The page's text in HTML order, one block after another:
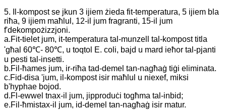
5. Il-kompost se jkun 3 ijiem żieda fit-temperatura, 5 ijiem bla
riħa, 9 ijiem maħlul, 12-il jum fragranti, 15-il jum
f'dekompożizzjoni.
a.Fit-tielet jum, it-temperatura tal-munzell tal-kompost titla
'għal 60℃- 80℃, u toqtol E. coli, bajd u mard ieħor tal-pjanti
u pesti tal-insetti.
b.Fil-ħames jum, ir-riħa tad-demel tan-nagħaġ tiġi eliminata.
c.Fid-disa 'jum, il-kompost isir maħlul u niexef, miksi
b'hyphae bojod.
d.Fl-ewwel tnax-il jum, jipproduċi togħma tal-inbid;
e.Fil-ħmistax-il jum, id-demel tan-nagħaġ isir matur.